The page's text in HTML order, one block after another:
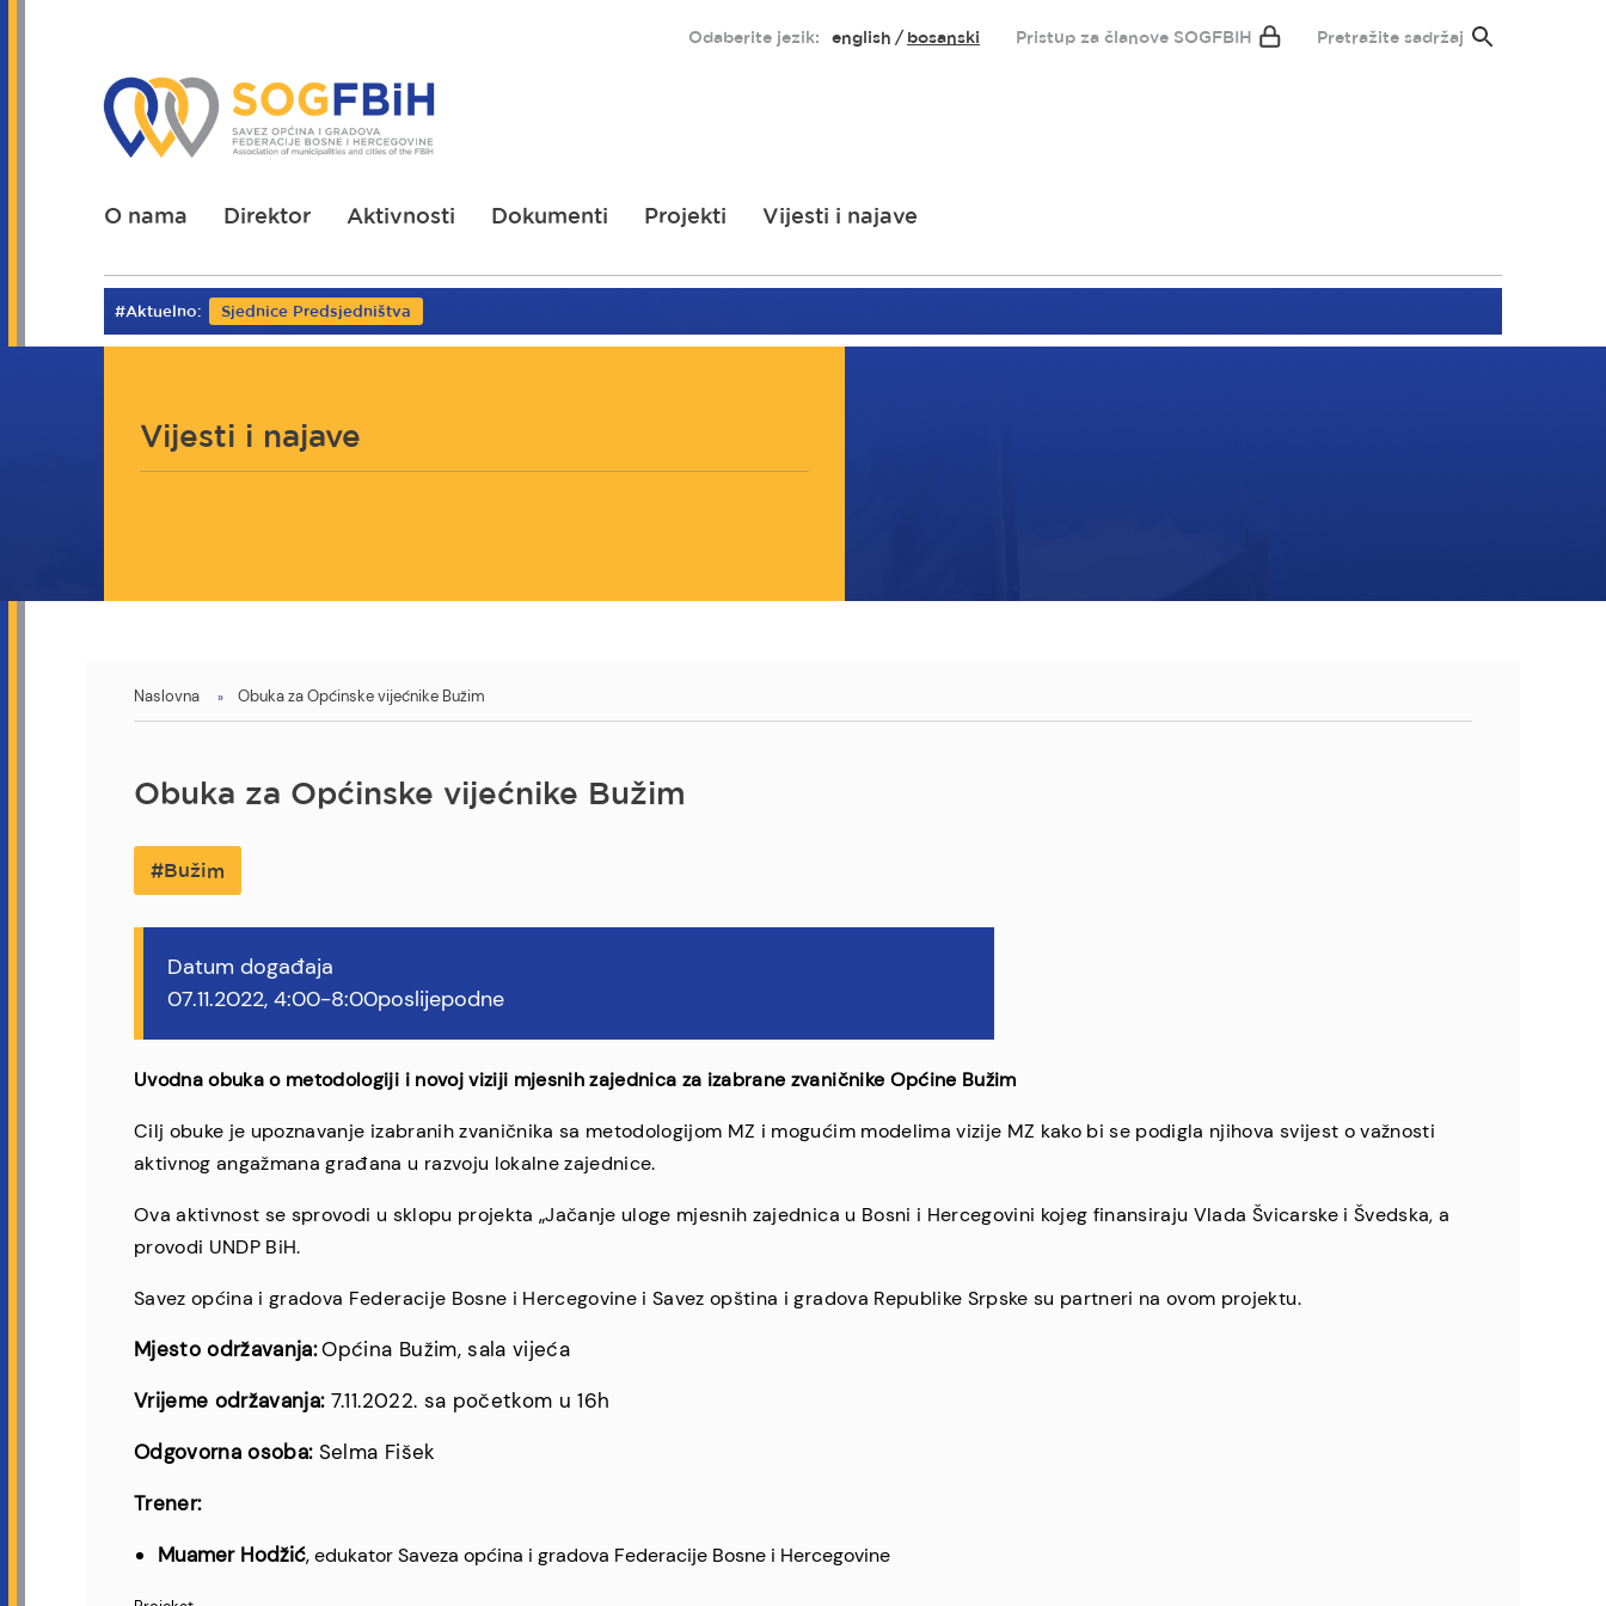
Odaberite jezik: english bosanski Pristup za članove SOGFBIH Pretražite sadržaj
O nama Direktor Aktivnosti Dokumenti Projekti Vijesti i najave
#Aktuelno: Sjednice Predsjedništva
Vijesti i najave
You
Naslovna Obuka za Općinske vijećnike Bužim
Obuka za Općinske vijećnike Bužim
Bužim
Datum događaja
07.11.2022, 4:00-8:00poslijepodne
Uvodna obuka o metodologiji i novoj viziji mjesnih zajednica za izabrane zvaničnike Općine Bužim
Cilj obuke je upoznavanje izabranih zvaničnika sa metodologijom MZ i mogućim modelima vizije MZ kako bi se podigla njihova svijest o važnosti
aktivnog angažmana građana u razvoju lokalne zajednice.
Ova aktivnost se sprovodi u sklopu projekta „Jačanje uloge mjesnih zajednica u Bosni i Hercegovini kojeg finansiraju Vlada Švicarske i Švedska, a
provodi UNDP BiH.
Savez općina i gradova Federacije Bosne i Hercegovine i Savez opština i gradova Republike Srpske su partneri na ovom projektu.
Mjesto održavanja:Općina Bužim, sala vijeća
Vrijeme održavanja: 7.11.2022. sa početkom u 16h
Odgovorna osoba:Selma Fišek
Trener:
Muamer Hodžić,edukator Saveza općina i gradova Federacije Bosne i Hercegovine